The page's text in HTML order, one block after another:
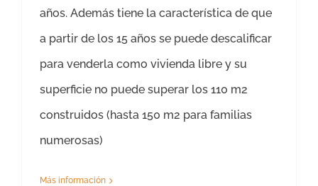
años. Además tiene la característica de que
a partir de los 15 años se puede descalificar
para venderla como vivienda libre y su
superficie no puede superar los 110 m2
construidos (hasta 150 m2 para familias
numerosas)
Más información